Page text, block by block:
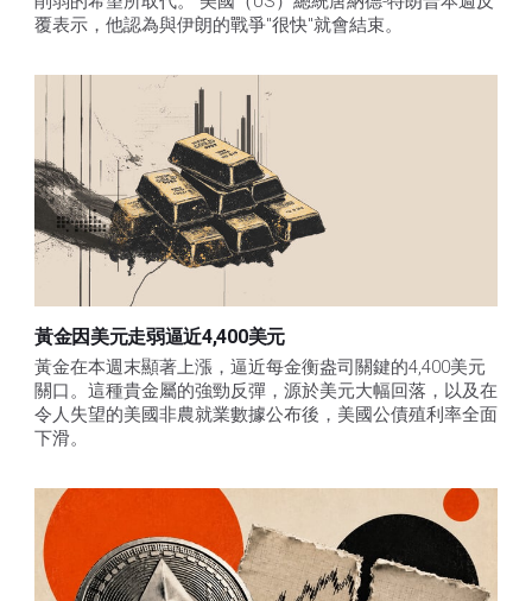
覆表示，他認為與伊朗的戰爭"很快"就會結束。
黃金因美元走弱逼近4,400美元
黃金在本週末顯著上漲，逼近每金衡盎司關鍵的4,400美元
關口。這種貴金屬的強勁反彈，源於美元大幅回落，以及在
令人失望的美國非農就業數據公布後，美國公債殖利率全面
下滑。